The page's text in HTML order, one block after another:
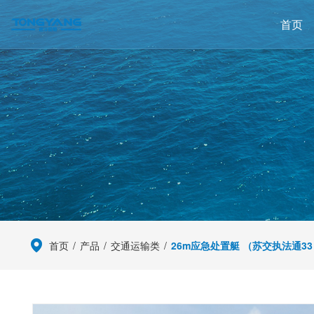
首页
首页 / 产品 / 交通运输类 / 26m应急处置艇 （苏交执法通